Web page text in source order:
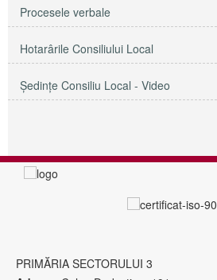
Procesele verbale
Hotarârile Consiliului Local
Şedinţe Consiliu Local - Video
PRIMĂRIA SECTORULUI 3